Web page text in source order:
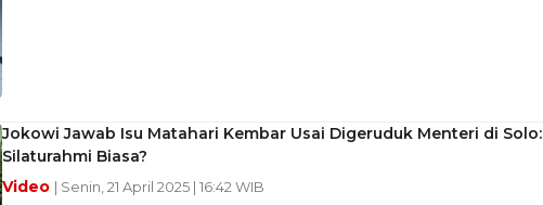
Jokowi Jawab Isu Matahari Kembar Usai Digeruduk Menteri di Solo:
Silaturahmi Biasa?
Video | Senin, 21 April 2025 | 16:42 WIB